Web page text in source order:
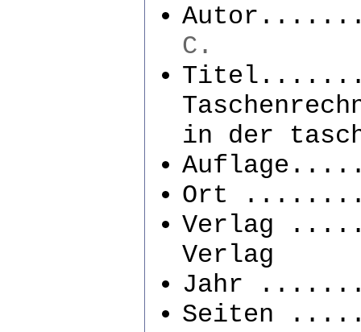
C.
in der
Ort
Verlag
Verlag
Jahr
Seiten